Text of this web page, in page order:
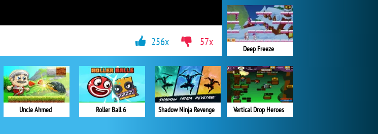
Deep Freeze
Vertical Drop Heroes
Uncle Ahmed Roller Ball 6 Shadow Ninja Revenge
256x 57x